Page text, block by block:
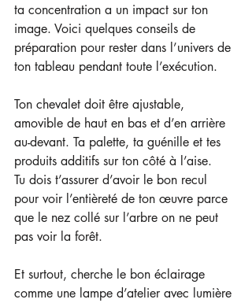
ta concentration a un impact sur ton
image. Voici quelques conseils de
préparation pour rester dans l’univers de
ton tableau pendant toute l’exécution.
Ton chevalet doit être ajustable,
amovible de haut en bas et d’en arrière
au-devant. Ta palette, ta guénille et tes
produits additifs sur ton côté à l’aise.
Tu dois t’assurer d’avoir le bon recul
pour voir l’entièreté de ton œuvre parce
que le nez collé sur l’arbre on ne peut
pas voir la forêt.
Et surtout, cherche le bon éclairage
comme une lampe d’atelier avec lumière